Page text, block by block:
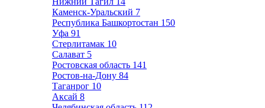
Каменск-Уральский 7
Республика Башкортостан 150
Уфа 91
Стерлитамак 10
Салават 5
Ростовская область 141
Ростов-на-Дону 84
Таганрог 10
Аксай 8